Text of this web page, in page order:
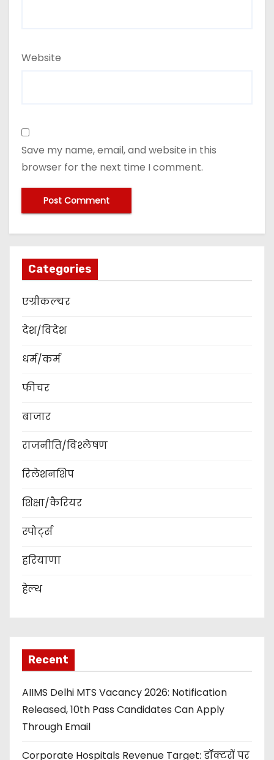
Website
Save my name, email, and website in this
browser for the next time I comment.
Categories
एग्रीकल्चर
देश/विदेश
धर्म/कर्म
फीचर
बाजार
राजनीति/विश्लेषण
रिलेशनशिप
शिक्षा/कैरियर
स्पोर्ट्स
हरियाणा
हेल्थ
Recent
AIIMS Delhi MTS Vacancy 2026: Notification
Released, 10th Pass Candidates Can Apply
Through Email
Corporate Hospitals Revenue Target: डॉक्टरों पर